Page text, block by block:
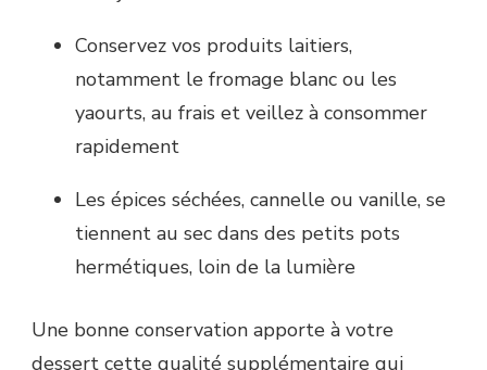
Conservez vos produits laitiers,
notamment le fromage blanc ou les
yaourts, au frais et veillez à consommer
rapidement
Les épices séchées, cannelle ou vanille, se
tiennent au sec dans des petits pots
hermétiques, loin de la lumière
Une bonne conservation apporte à votre
dessert cette qualité supplémentaire qui